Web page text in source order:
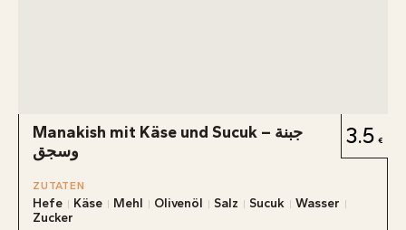
Manakish mit Käse und Sucuk – جبنة
وسجق
3.5
ZUTATEN
Hefe Käse Mehl Olivenöl Salz Sucuk
Wasser
Zucker